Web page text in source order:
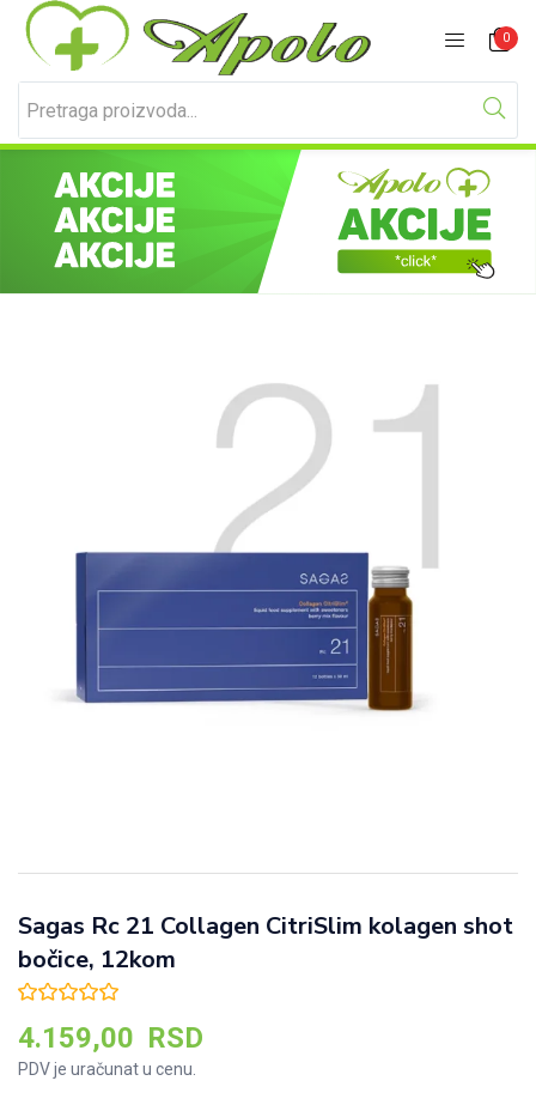
0
Prijavite se Registracija
Unesite svoje korisničko ime i lozinku za prijavu.
Sagas Rc 21 Collagen CitriSlim kolagen shot
bočice, 12kom
4.159,00 RSD
PDV je uračunat u cenu.